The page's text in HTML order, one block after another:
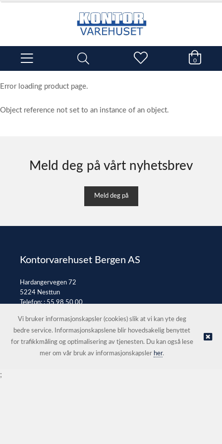
0
Error loading product page.
Object reference not set to an instance of an object.
Meld deg på vårt nyhetsbrev
Meld deg på
Kontorvarehuset Bergen AS
Hardangervegen 72
5224 Nesttun
Telefon: :55 98 50 00
© Kontorvarehuset Bergen AS |Nettbutikk levert av Kréatif
Vi bruker informasjonskapsler (cookies) slik at vi kan yte deg
bedre service. Informasjonskapslene blir hovedsakelig benyttet
for trafikkmåling og optimalisering av tjenesten. Du kan også lese
mer om vår bruk av informasjonskapsler her.
;